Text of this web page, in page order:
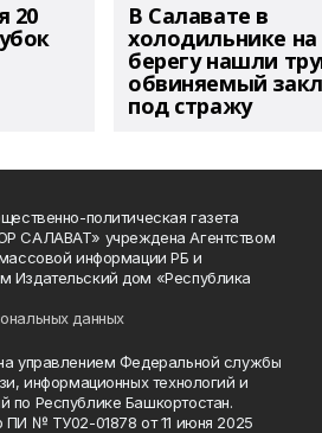
20 В Салавате в
холодильнике на
берегу нашли
обвиняемый
под стражу
политическая газета
САЛАВАТ» учреждена Агентством
информации РБ и
Издательский дом «Республика
данных
управлением Федеральной службы
информационных технологий и
по Республике Башкортостан.
ПИ № ТУ02-01878 от 11 июня 2025